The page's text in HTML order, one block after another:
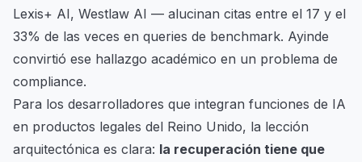
Lexis+ AI, Westlaw AI — alucinan citas entre el 17 y el
33% de las veces en queries de benchmark. Ayinde
convirtió ese hallazgo académico en un problema de
compliance.
Para los desarrolladores que integran funciones de IA
en productos legales del Reino Unido, la lección
arquitectónica es clara: la recuperación tiene que